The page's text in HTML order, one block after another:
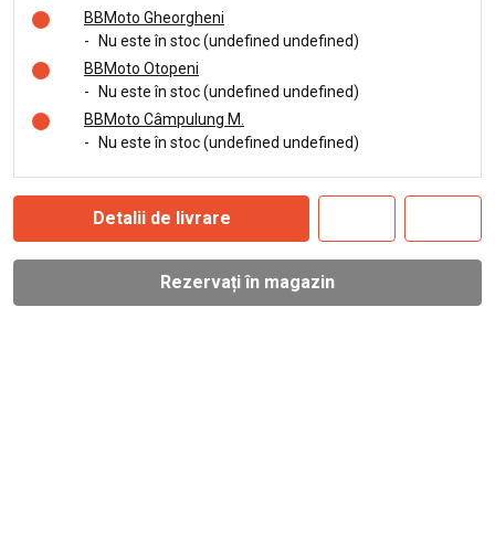
BBMoto Gheorgheni
-
Nu este în stoc (undefined undefined)
BBMoto Otopeni
-
Nu este în stoc (undefined undefined)
BBMoto Câmpulung M.
-
Nu este în stoc (undefined undefined)
Detalii de livrare
Rezervați în magazin